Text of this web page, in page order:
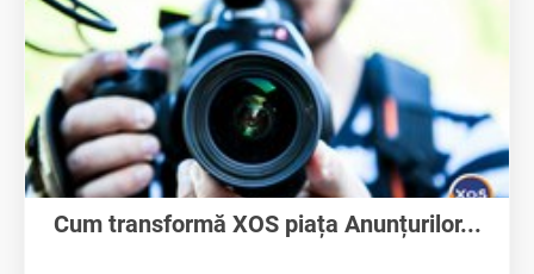
Cum transformă XOS piața Anunțurilor...